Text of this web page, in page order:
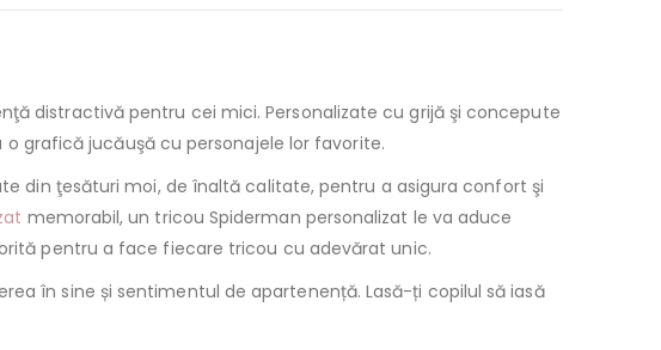
distractivă pentru cei mici. Personalizate cu grijă şi concepute
grafică jucăuşă cu personajele lor favorite.
din ţesături moi, de înaltă calitate, pentru a asigura confort şi
memorabil, un tricou Spiderman personalizat le va aduce
pentru a face fiecare tricou cu adevărat unic.
în sine și sentimentul de apartenență. Lasă-ți copilul să iasă